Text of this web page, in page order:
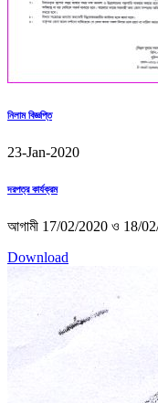
নিলাম বিজ্ঞপ্তি
23-Jan-2020
দরপত্র কার্যক্রম
আগামী 17/02/2020 ও 18/02/
Download